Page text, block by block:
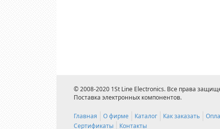
© 2008-2020 1St Line Electronics. Все права
Поставка электронных компонентов.
Главная О фирме Каталог Как заказать
Сертификаты
Контакты